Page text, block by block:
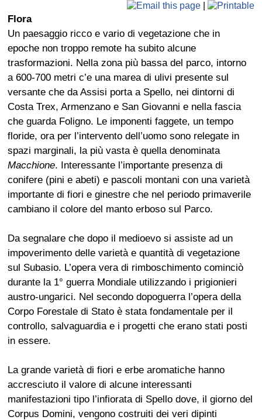
|
Flora
Un paesaggio ricco e vario di vegetazione che in
epoche non troppo remote ha subito alcune
trasformazioni. Nella zona più bassa del parco, intorno
a 600-700 metri c’e una marea di ulivi presente sul
versante che da Assisi porta a Spello, nei dintorni di
Costa Trex, Armenzano e San Giovanni e nella fascia
che guarda Foligno. Le imponenti faggete, un tempo
floride, ora per l’intervento dell’uomo sono relegate in
spazi marginali, la più vasta è quella denominata
Macchione. Interessante l’importante presenza di
conifere (pini e abeti) e pascoli montani con una varietà
importante di fiori e ginestre che nel periodo primaverile
cambiano il colore del manto erboso sul Parco.
Da segnalare che dopo il medioevo si assiste ad un
impoverimento delle varietà e quantità di vegetazione
sul Subasio. L’opera vera di rimboschimento cominciò
durante la 1° guerra Mondiale utilizzando i prigionieri
austro-ungarici. Nel secondo dopoguerra l’opera della
Corpo Forestale di Stato è stata fondamentale per il
controllo, salvaguardia e i progetti che erano stati posti
in essere.
La grande varietà di fiori e erbe aromatiche hanno
accresciuto il valore di alcune interessanti
manifestazioni tipo l’infiorata di Spello dove, il giorno del
Corpus Domini, vengono costruiti dei veri dipinti